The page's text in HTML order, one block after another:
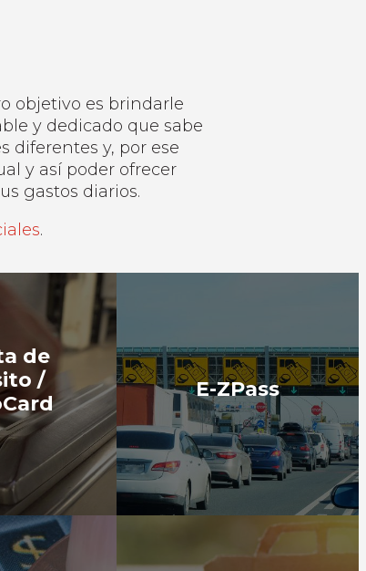
objetivo es brindarle
y dedicado que sabe
diferentes y, por ese
y así poder ofrecer
gastos diarios.
.
de
/
E-ZPass